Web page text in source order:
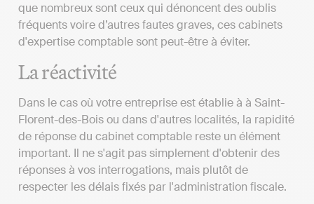
que nombreux sont ceux qui dénoncent des oublis
fréquents voire d’autres fautes graves, ces cabinets
d'expertise comptable sont peut-être à éviter.
La réactivité
Dans le cas où votre entreprise est établie à à Saint-
Florent-des-Bois ou dans d'autres localités, la rapidité
de réponse du cabinet comptable reste un élément
important. Il ne s'agit pas simplement d'obtenir des
réponses à vos interrogations, mais plutôt de
respecter les délais fixés par l'administration fiscale.